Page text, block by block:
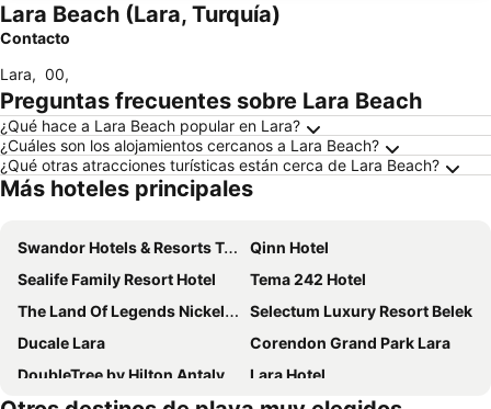
Lara Beach (Lara, Turquía)
Contacto
Lara, 00,
Preguntas frecuentes sobre Lara Beach
¿Qué hace a Lara Beach popular en Lara?
¿Cuáles son los alojamientos cercanos a Lara Beach?
¿Qué otras atracciones turísticas están cerca de Lara Beach?
Más hoteles principales
Swandor Hotels & Resorts Topkapi Palace
Qinn Hotel
Sealife Family Resort Hotel
Tema 242 Hotel
The Land Of Legends Nickelodeon Hotel Antalya
Selectum Luxury Resort Belek
Ducale Lara
Corendon Grand Park Lara
DoubleTree by Hilton Antalya City Centre
Lara Hotel